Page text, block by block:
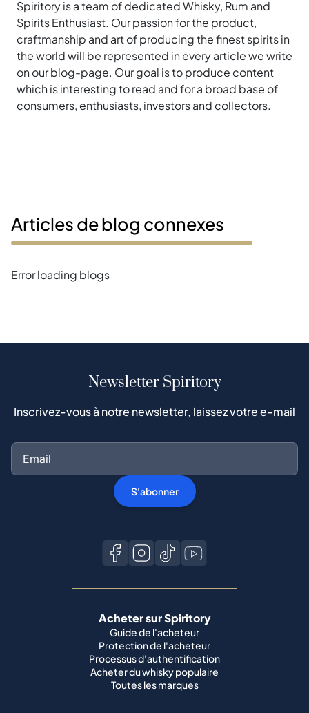
Spiritory is a team of dedicated Whisky, Rum and
Spirits Enthusiast. Our passion for the product,
craftmanship and art of producing the finest spirits in
the world will be represented in every article we write
on our blog-page. Our goal is to produce content
which is interesting to read and for a broad base of
consumers, enthusiasts, investors and collectors.
Articles de blog connexes
Error loading blogs
Newsletter Spiritory
Inscrivez-vous à notre newsletter, laissez votre e-mail
S'abonner
Acheter sur Spiritory
Guide de l'acheteur
Protection de l'acheteur
Processus d'authentification
Acheter du whisky populaire
Toutes les marques